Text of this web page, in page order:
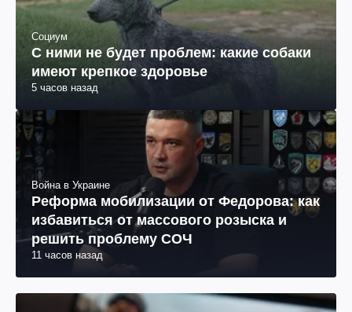
Социум
С ними не будет проблем: какие собаки
имеют крепкое здоровье
5 часов назад
Война в Украине
Реформа мобилизации от Федорова: как
избавиться от массового розыска и
решить проблему СОЧ
11 часов назад